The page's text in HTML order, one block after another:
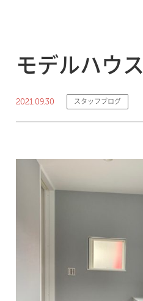
モデルハウス
2021.09.30 スタッフブログ